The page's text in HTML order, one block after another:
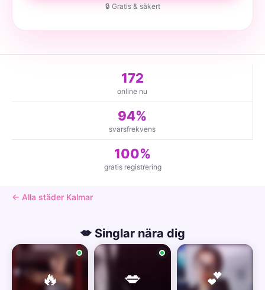
🔒 Gratis & säkert
172
online nu
94%
svarsfrekvens
100%
gratis registrering
← Alla städer Kalmar
💋 Singlar nära dig
🔥 💋 💕